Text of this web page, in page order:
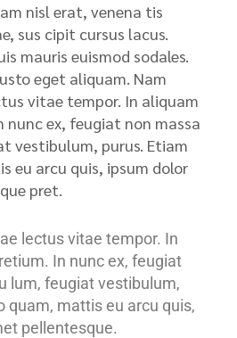
nisl erat, venena tis
sus cipit cursus lacus.
mauris euismod sodales.
eget aliquam. Nam
vitae tempor. In aliquam
nunc ex, feugiat non massa
vestibulum, purus. Etiam
eu arcu quis, ipsum dolor
pret.
lectus vitae tempor. In
In nunc ex, feugiat
lum, feugiat vestibulum,
quam, mattis eu arcu quis,
pellentesque.